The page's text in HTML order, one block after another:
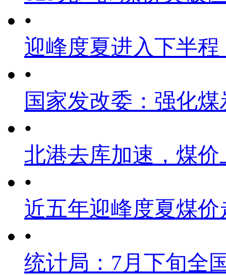
•
迎峰度夏进入下半
•
国家发改委：强化
•
北港去库加速，煤
•
近五年迎峰度夏煤价
•
统计局：7月下旬全